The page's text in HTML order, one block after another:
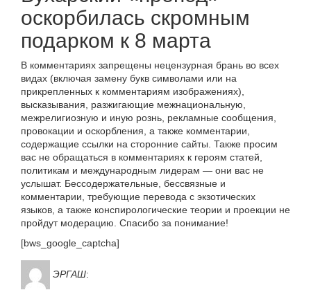
оскорбилась скромным
подарком к 8 марта
В комментариях запрещены нецензурная брань во всех
видах (включая замену букв символами или на
прикрепленных к комментариям изображениях),
высказывания, разжигающие межнациональную,
межрелигиозную и иную рознь, рекламные сообщения,
провокации и оскорбления, а также комментарии,
содержащие ссылки на сторонние сайты. Также просим
вас не обращаться в комментариях к героям статей,
политикам и международным лидерам — они вас не
услышат. Бессодержательные, бессвязные и
комментарии, требующие перевода с экзотических
языков, а также конспирологические теории и проекции не
пройдут модерацию. Спасибо за понимание!
[bws_google_captcha]
ЭРГАШ: